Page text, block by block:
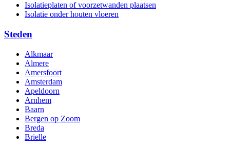
Isolatieplaten of voorzetwanden plaatsen
Isolatie onder houten vloeren
Steden
Alkmaar
Almere
Amersfoort
Amsterdam
Apeldoorn
Arnhem
Baarn
Bergen op Zoom
Breda
Brielle